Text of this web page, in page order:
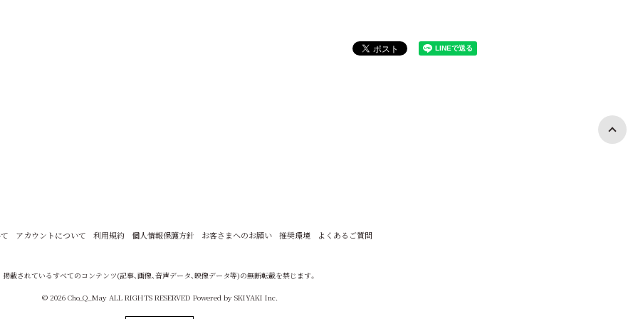
アカウントについて 利用規約 個人情報保護方針 お客さまへのお願い 推奨環境 よくあるご質問
掲載されているすべてのコンテンツ(記事、画像、音声データ、映像データ等)の無断転載を禁じます。
© 2026 Cho_Q_May ALL RIGHTS RESERVED Powered by SKIYAKI Inc.